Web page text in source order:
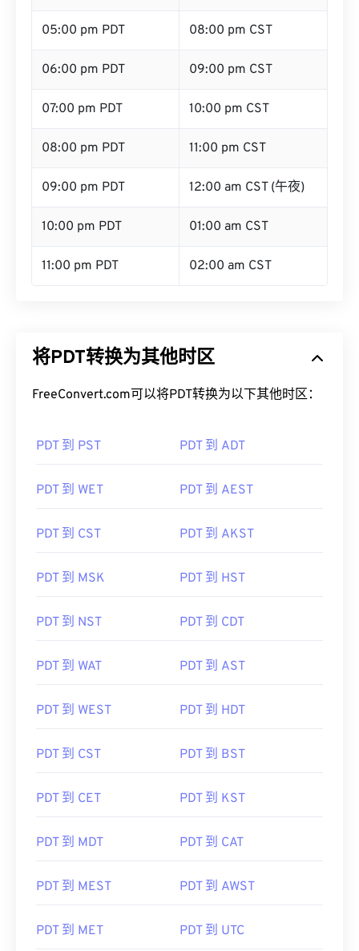
05:00 pm PDT 08:00 pm CST
06:00 pm PDT 09:00 pm CST
07:00 pm PDT 10:00 pm CST
08:00 pm PDT 11:00 pm CST
09:00 pm PDT 12:00 am CST (午夜)
10:00 pm PDT 01:00 am CST
11:00 pm PDT 02:00 am CST
将PDT转换为其他时区
FreeConvert.com可以将PDT转换为以下其他时区：
PDT 到 PST PDT 到 ADT
PDT 到 WET PDT 到 AEST
PDT 到 CST PDT 到 AKST
PDT 到 MSK PDT 到 HST
PDT 到 NST PDT 到 CDT
PDT 到 WAT PDT 到 AST
PDT 到 WEST PDT 到 HDT
PDT 到 CST PDT 到 BST
PDT 到 CET PDT 到 KST
PDT 到 MDT PDT 到 CAT
PDT 到 MEST PDT 到 AWST
PDT 到 MET PDT 到 UTC